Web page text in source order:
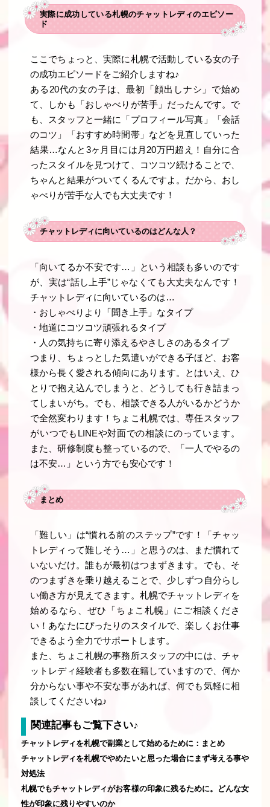
実際に成功している札幌のチャットレディのエピソー
ド
ここでちょっと、実際に札幌で活動している女の子
の成功エピソードをご紹介しますね♪
ある20代の女の子は、最初「顔出しナシ」で始め
て、しかも「おしゃべりが苦手」だったんです。で
も、スタッフと一緒に「プロフィール写真」「会話
のコツ」「おすすめ時間帯」などを見直していった
結果…なんと3ヶ月目には月20万円超え！自分に合
ったスタイルを見つけて、コツコツ続けることで、
ちゃんと結果がついてくるんですよ。だから、おし
ゃべりが苦手な人でも大丈夫です！
チャットレディに向いているのはどんな人？
「向いてるか不安です…」という相談も多いのです
が、実は“話し上手”じゃなくても大丈夫なんです！
チャットレディに向いているのは…
・おしゃべりより「聞き上手」なタイプ
・地道にコツコツ頑張れるタイプ
・人の気持ちに寄り添えるやさしさのあるタイプ
つまり、ちょっとした気遣いができる子ほど、お客
様から長く愛される傾向にあります。とはいえ、ひ
とりで抱え込んでしまうと、どうしても行き詰まっ
てしまいがち。でも、相談できる人がいるかどうか
で全然変わります！ちょこ札幌では、専任スタッフ
がいつでもLINEや対面での相談にのっています。
また、研修制度も整っているので、「一人でやるの
は不安…」という方でも安心です！
まとめ
「難しい」は“慣れる前のステップ”です！「チャッ
トレディって難しそう…」と思うのは、まだ慣れて
いないだけ。誰もが最初はつまずきます。でも、そ
のつまずきを乗り越えることで、少しずつ自分らし
い働き方が見えてきます。札幌でチャットレディを
始めるなら、ぜひ「ちょこ札幌」にご相談くださ
い！あなたにぴったりのスタイルで、楽しくお仕事
できるよう全力でサポートします。
また、ちょこ札幌の事務所スタッフの中には、チャ
ットレディ経験者も多数在籍していますので、何か
分からない事や不安な事があれば、何でも気軽に相
談してくださいね♪
関連記事もご覧下さい♪
チャットレディを札幌で副業として始めるために：まとめ
チャットレディを札幌でやめたいと思った場合にまず考える事や
対処法
札幌でもチャットレディがお客様の印象に残るために。どんな女
性が印象に残りやすいのか